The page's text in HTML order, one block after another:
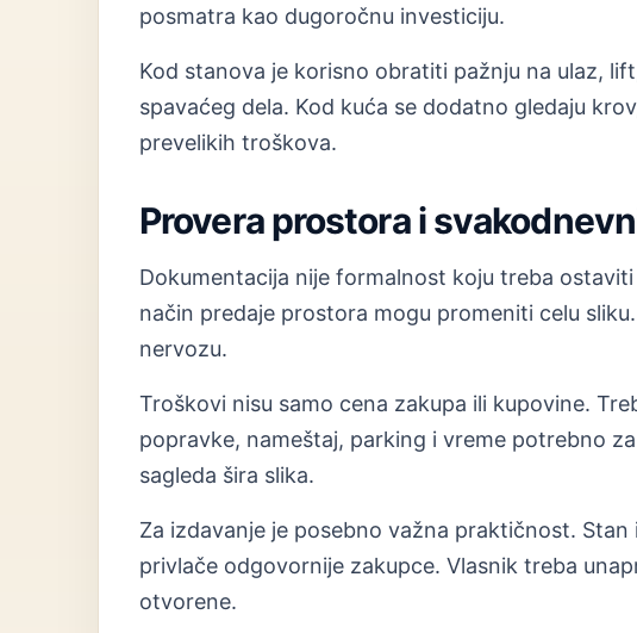
posmatra kao dugoročnu investiciju.
Kod stanova je korisno obratiti pažnju na ulaz,
spavaćeg dela. Kod kuća se dodatno gledaju
prevelikih troškova.
Provera prostora i
Dokumentacija nije formalnost koju treba
način predaje prostora mogu promeniti celu
nervozu.
Troškovi nisu samo cena zakupa ili kupovine.
popravke, nameštaj, parking i vreme potrebno
sagleda šira slika.
Za izdavanje je posebno važna praktičnost.
privlače odgovornije zakupce. Vlasnik treba
otvorene.